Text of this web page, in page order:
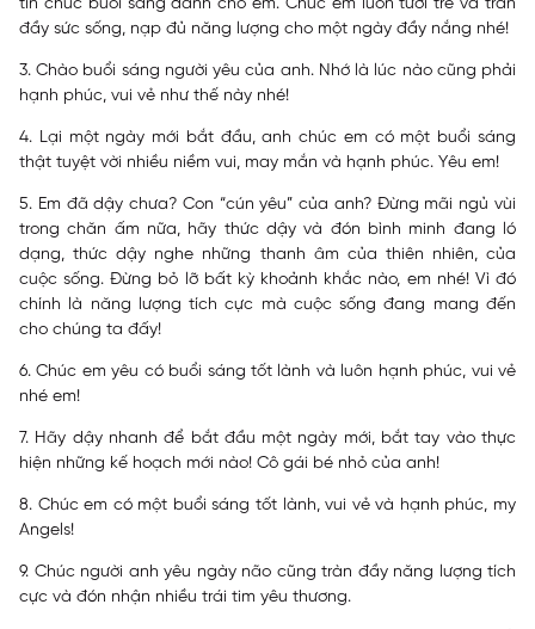
tin chúc buổi sáng dành cho em. Chúc em luôn tươi trẻ và tràn
đầy sức sống, nạp đủ năng lượng cho một ngày đầy nắng nhé!
3. Chào buổi sáng người yêu của anh. Nhớ là lúc nào cũng phải
hạnh phúc, vui vẻ như thế này nhé!
4. Lại một ngày mới bắt đầu, anh chúc em có một buổi sáng
thật tuyệt vời nhiều niềm vui, may mắn và hạnh phúc. Yêu em!
5. Em đã dậy chưa? Con “cún yêu” của anh? Đừng mãi ngủ vùi
trong chăn ấm nữa, hãy thức dậy và đón bình minh đang ló
dạng, thức dậy nghe những thanh âm của thiên nhiên, của
cuộc sống. Đừng bỏ lỡ bất kỳ khoảnh khắc nào, em nhé! Vì đó
chính là năng lượng tích cực mà cuộc sống đang mang đến
cho chúng ta đấy!
6. Chúc em yêu có buổi sáng tốt lành và luôn hạnh phúc, vui vẻ
nhé em!
7. Hãy dậy nhanh để bắt đầu một ngày mới, bắt tay vào thực
hiện những kế hoạch mới nào! Cô gái bé nhỏ của anh!
8. Chúc em có một buổi sáng tốt lành, vui vẻ và hạnh phúc, my
Angels!
9. Chúc người anh yêu ngày não cũng tràn đầy năng lượng tích
cực và đón nhận nhiều trái tim yêu thương.